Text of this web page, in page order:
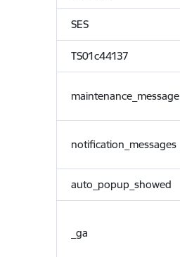
SES
TS01c44137
maintenance_message
notification_messages
auto_popup_showed
_ga